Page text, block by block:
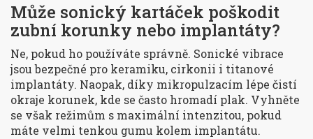
Může sonický kartáček poškodit
zubní korunky nebo implantáty?
Ne, pokud ho používáte správně. Sonické vibrace
jsou bezpečné pro keramiku, cirkonii i titanové
implantáty. Naopak, díky mikropulzacím lépe čistí
okraje korunek, kde se často hromadí plak. Vyhněte
se však režimům s maximální intenzitou, pokud
máte velmi tenkou gumu kolem implantátu.